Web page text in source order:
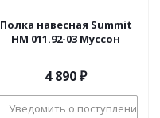
Полка навесная Summit
НМ 011.92-03 Муссон
4 890₽
Уведомить о поступлении